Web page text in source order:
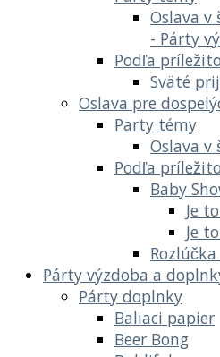
Oslava v
- Párty
Podľa
Sväté
Oslava pre
Party témy
Oslava v
Podľa
Baby
Je
Je
Párty výzdoba a
Párty doplnky
Baliaci papier
Beer Bong